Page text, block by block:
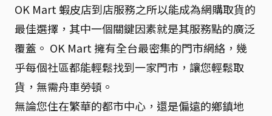
OK Mart 蝦皮店到店服務之所以能成為網購取貨的
最佳選擇，其中一個關鍵因素就是其服務點的廣泛
覆蓋。 OK Mart 擁有全台最密集的門市網絡，幾
乎每個社區都能輕鬆找到一家門市，讓您輕鬆取
貨，無需舟車勞頓。
無論您住在繁華的都市中心，還是偏遠的鄉鎮地